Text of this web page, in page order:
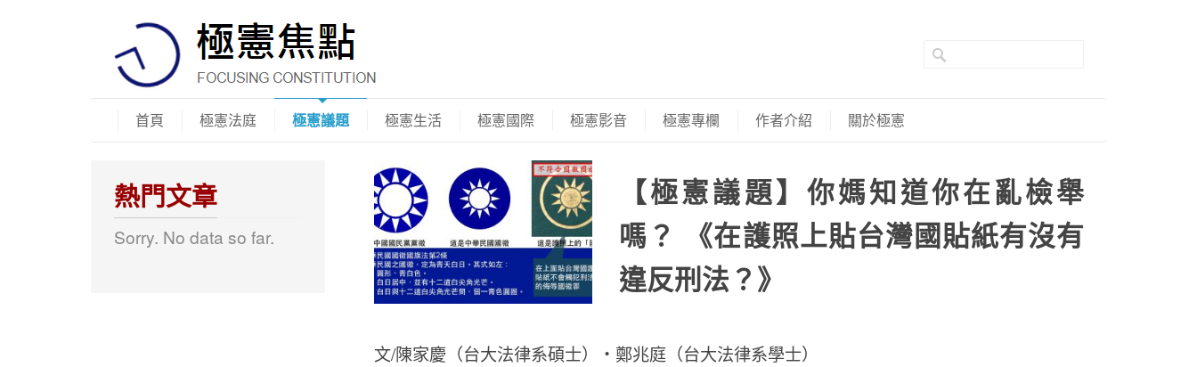
首頁 極憲法庭 極憲議題 極憲生活 極憲國際 極憲影音 極憲專欄 作者介紹 關於極憲
【極憲議題】你媽知道你在亂檢舉
嗎？ 《在護照上貼台灣國貼紙有沒有
違反刑法？》
文/陳家慶（台大法律系碩士）・鄭兆庭（台大法律系學士）
熱門文章
Sorry. No data so far.